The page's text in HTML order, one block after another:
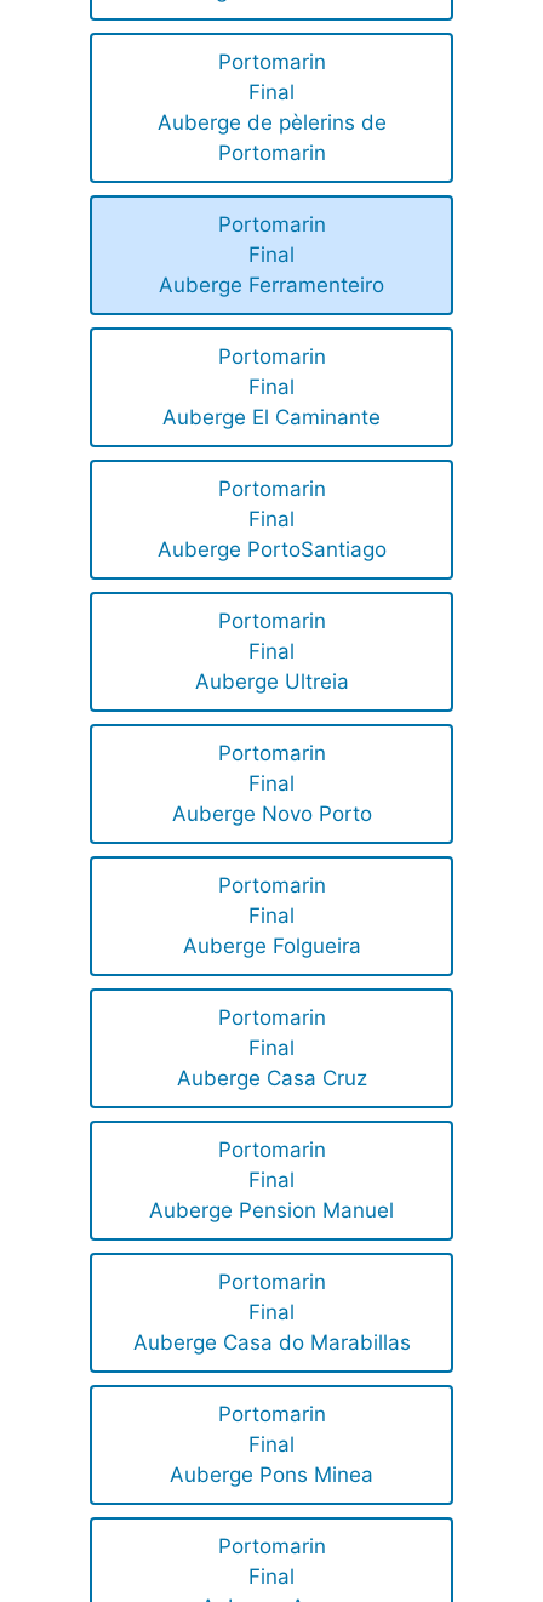
Portomarin
Final
Auberge de pèlerins de
Portomarin
Portomarin
Final
Auberge Ferramenteiro
Portomarin
Final
Auberge El Caminante
Portomarin
Final
Auberge PortoSantiago
Portomarin
Final
Auberge Ultreia
Portomarin
Final
Auberge Novo Porto
Portomarin
Final
Auberge Folgueira
Portomarin
Final
Auberge Casa Cruz
Portomarin
Final
Auberge Pension Manuel
Portomarin
Final
Auberge Casa do Marabillas
Portomarin
Final
Auberge Pons Minea
Portomarin
Final